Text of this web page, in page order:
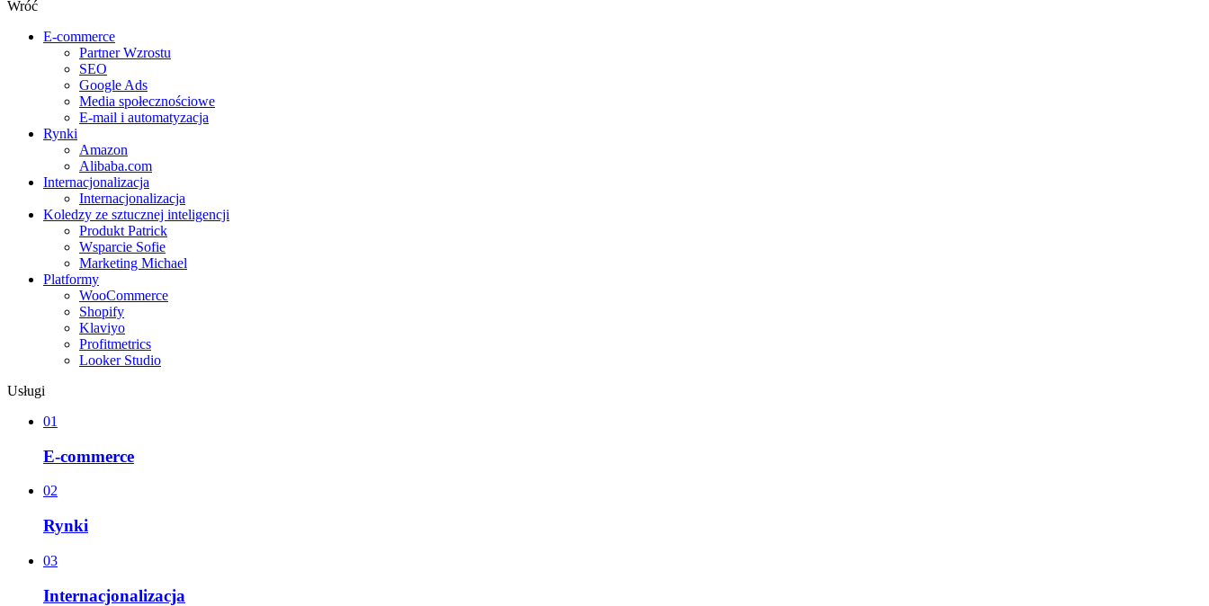
Wróć
E-commerce
Partner Wzrostu
SEO
Google Ads
Media społecznościowe
E-mail i automatyzacja
Rynki
Amazon
Alibaba.com
Internacjonalizacja
Internacjonalizacja
Koledzy ze sztucznej inteligencji
Produkt Patrick
Wsparcie Sofie
Marketing Michael
Platformy
WooCommerce
Shopify
Klaviyo
Profitmetrics
Looker Studio
Usługi
01
E-commerce
02
Rynki
03
Internacjonalizacja